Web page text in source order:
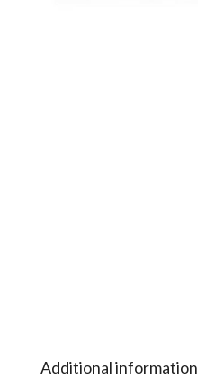
Additional information